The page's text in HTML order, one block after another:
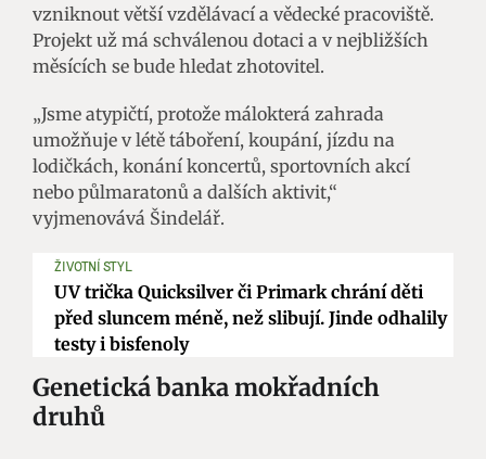
vzniknout větší vzdělávací a vědecké pracoviště.
Projekt už má schválenou dotaci a v nejbližších
měsících se bude hledat zhotovitel.
„Jsme atypičtí, protože málokterá zahrada
umožňuje v létě táboření, koupání, jízdu na
lodičkách, konání koncertů, sportovních akcí
nebo půlmaratonů a dalších aktivit,“
vyjmenovává Šindelář.
ŽIVOTNÍ STYL
UV trička Quicksilver či Primark chrání děti
před sluncem méně, než slibují. Jinde odhalily
testy i bisfenoly
Genetická banka mokřadních
druhů